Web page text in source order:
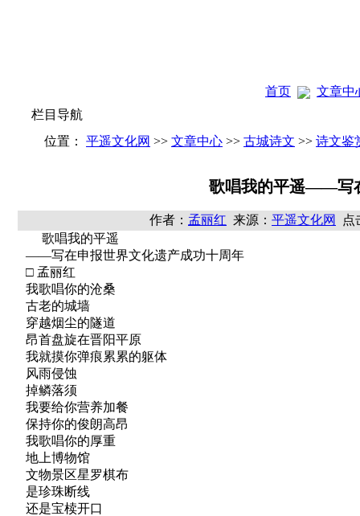
首页
文章中
栏目导航
位置： 平遥文化网 >> 文章中心 >> 古城诗文 >> 诗文鉴
歌唱我的平遥——写
作者： 孟丽红 来源： 平遥文化网
点
歌唱我的平遥
——写在申报世界文化遗产成功十周年
□ 孟丽红
我歌唱你的沧桑
古老的城墙
穿越烟尘的隧道
昂首盘旋在晋阳平原
我就摸你弹痕累累的躯体
风雨侵蚀
掉鳞落须
我要给你营养加餐
保持你的俊朗高昂
我歌唱你的厚重
地上博物馆
文物景区星罗棋布
是珍珠断线
还是宝椟开口